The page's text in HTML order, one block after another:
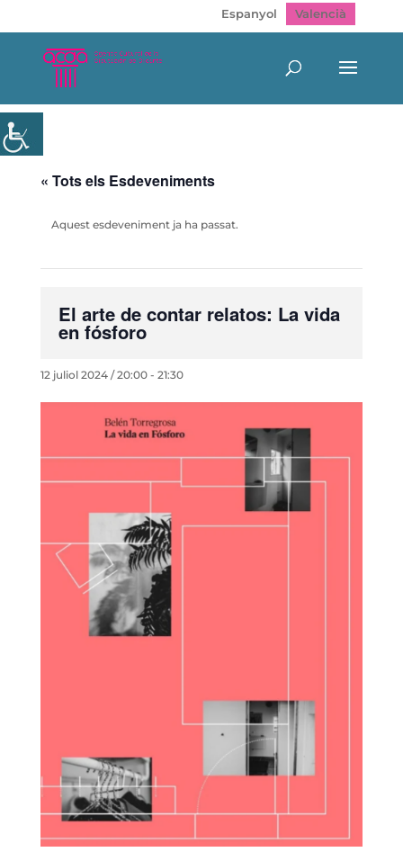
Espanyol Valencià
« Tots els Esdeveniments
Aquest esdeveniment ja ha passat.
El arte de contar relatos: La vida
en fósforo
12 juliol 2024 / 20:00- 21:30